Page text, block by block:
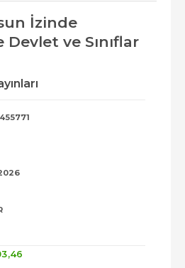
İzinde
ve Sınıflar
,46